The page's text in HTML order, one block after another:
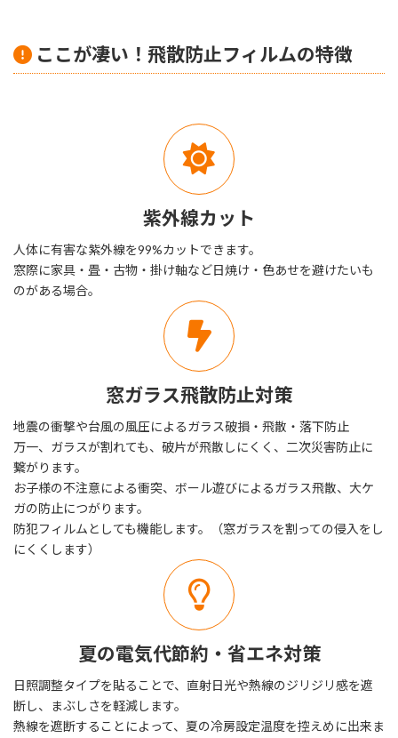
ここが凄い！飛散防止フィルムの特徴
紫外線カット
人体に有害な紫外線を99%カットできます。
窓際に家具・畳・古物・掛け軸など日焼け・色あせを避けたいも
のがある場合。
窓ガラス飛散防止対策
地震の衝撃や台風の風圧によるガラス破損・飛散・落下防止
万一、ガラスが割れても、破片が飛散しにくく、二次災害防止に
繋がります。
お子様の不注意による衝突、ボール遊びによるガラス飛散、大ケ
ガの防止につがります。
防犯フィルムとしても機能します。（窓ガラスを割っての侵入をし
にくくします）
夏の電気代節約・省エネ対策
日照調整タイプを貼ることで、直射日光や熱線のジリジリ感を遮
断し、まぶしさを軽減します。
熱線を遮断することによって、夏の冷房設定温度を控えめに出来ま